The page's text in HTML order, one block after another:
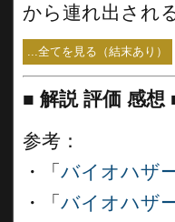
から連れ出される
...全てを見る（結末あり）
■ 解説 評価 感想
参考：
・「 バイオハザ
・「 バイオハザ